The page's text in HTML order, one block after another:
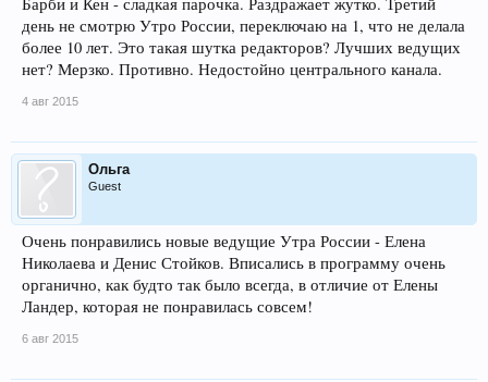
день не смотрю Утро России, переключаю на 1, что не делала
более 10 лет. Это такая шутка редакторов? Лучших ведущих
нет? Мерзко. Противно. Недостойно центрального канала.
4 авг 2015
Ольга
Guest
Очень понравились новые ведущие Утра России - Елена
Николаева и Денис Стойков. Вписались в программу очень
органично, как будто так было всегда, в отличие от Елены
Ландер, которая не понравилась совсем!
6 авг 2015